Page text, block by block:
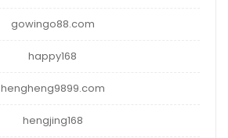
gowingo88.com
happy168
hengheng9899.com
hengjing168